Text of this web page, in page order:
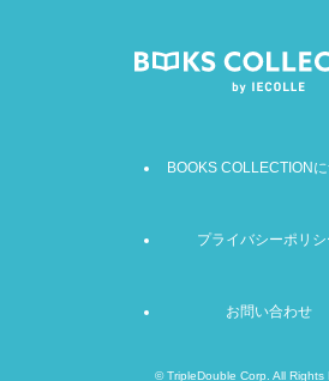
BOOKS COLLECTION
プライバシーポリシ
お問い合わせ
©TripleDouble Corp. All Rights